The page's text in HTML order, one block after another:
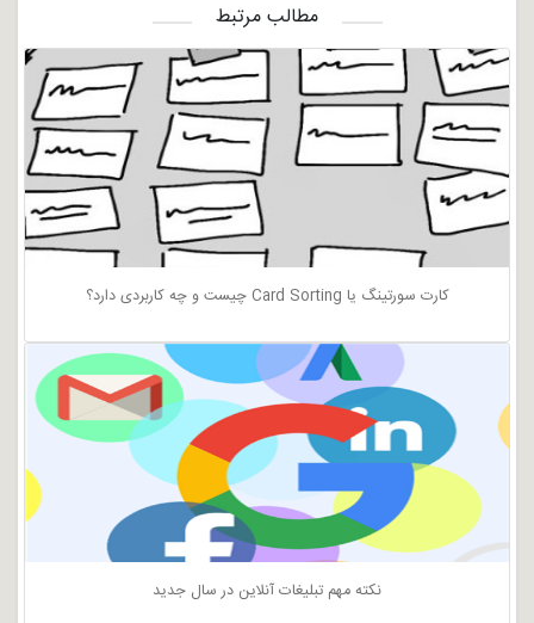
مطالب مرتبط
کارت سورتینگ یا Card Sorting چیست و چه کاربردی دارد؟
نکته مهم تبلیغات آنلاین در سال جدید